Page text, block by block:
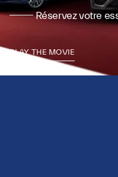
Réservez votre
PLAY THE MOVIE